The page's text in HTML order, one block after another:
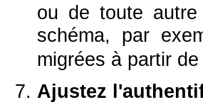
ou de toute
schéma, par
migrées à partir
Ajustez